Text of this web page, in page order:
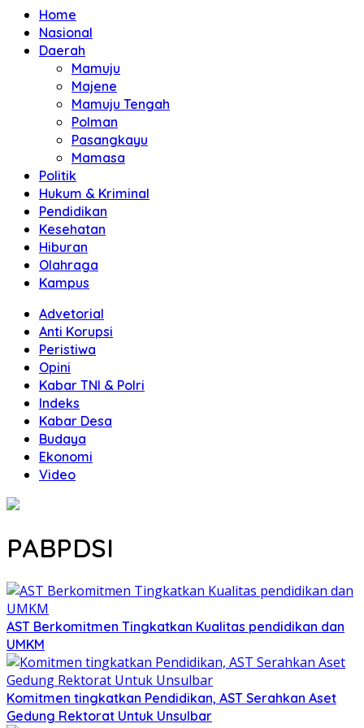
Home
Nasional
Daerah
Mamuju
Majene
Mamuju Tengah
Polman
Pasangkayu
Mamasa
Politik
Hukum & Kriminal
Pendidikan
Kesehatan
Hiburan
Olahraga
Kampus
Advetorial
Anti Korupsi
Peristiwa
Opini
Kabar TNI & Polri
Indeks
Kabar Desa
Budaya
Ekonomi
Video
PABPDSI
AST Berkomitmen Tingkatkan Kualitas pendidikan dan
UMKM
Komitmen tingkatkan Pendidikan, AST Serahkan Aset
Gedung Rektorat Untuk Unsulbar